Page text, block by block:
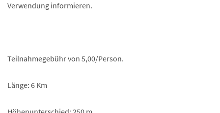
Verwendung informieren.
Teilnahmegebühr von 5,00/Person.
Länge: 6 Km